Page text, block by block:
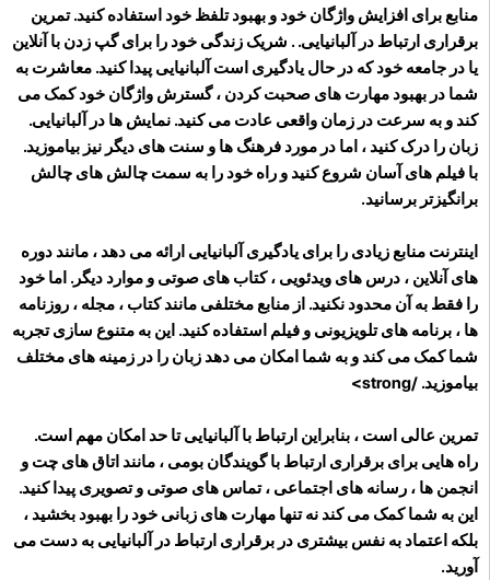
منابع برای افزایش واژگان خود و بهبود تلفظ خود استفاده کنید.تمرین
برقراری ارتباط در آلبانیایی. . شریک زندگی خود را برای گپ زدن با آنلاین
یا در جامعه خود که در حال یادگیری است آلبانیایی پیدا کنید. معاشرت به
شما در بهبود مهارت های صحبت کردن ، گسترش واژگان خود کمک می
کند و به سرعت در زمان واقعی عادت می کنید. نمایش ها در آلبانیایی.
زبان را درک کنید ، اما در مورد فرهنگ ها و سنت های دیگر نیز بیاموزید.
با فیلم های آسان شروع کنید و راه خود را به سمت چالش های چالش
برانگیزتر برسانید.
اینترنت منابع زیادی را برای یادگیری آلبانیایی ارائه می دهد ، مانند دوره
های آنلاین ، درس های ویدئویی ، کتاب های صوتی و موارد دیگر. اما خود
را فقط به آن محدود نکنید. از منابع مختلفی مانند کتاب ، مجله ، روزنامه
ها ، برنامه های تلویزیونی و فیلم استفاده کنید. این به متنوع سازی تجربه
شما کمک می کند و به شما امکان می دهد زبان را در زمینه های مختلف
بیاموزید. /strong>
تمرین عالی است ، بنابراین ارتباط با آلبانیایی تا حد امکان مهم است.
راه هایی برای برقراری ارتباط با گویندگان بومی ، مانند اتاق های چت و
انجمن ها ، رسانه های اجتماعی ، تماس های صوتی و تصویری پیدا کنید.
این به شما کمک می کند نه تنها مهارت های زبانی خود را بهبود بخشید ،
بلکه اعتماد به نفس بیشتری در برقراری ارتباط در آلبانیایی به دست می
آورید.